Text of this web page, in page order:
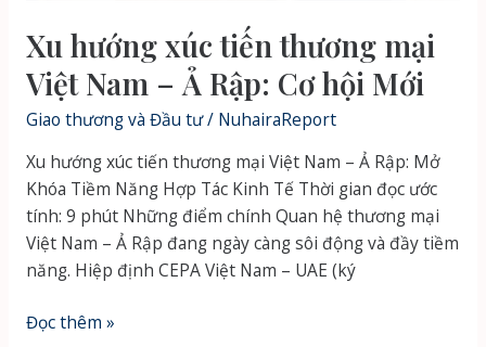
Xu hướng xúc tiến thương mại
Việt Nam – Ả Rập: Cơ hội Mới
Giao thương và Đầu tư/ NuhairaReport
Xu hướng xúc tiến thương mại Việt Nam – Ả Rập: Mở
Khóa Tiềm Năng Hợp Tác Kinh Tế Thời gian đọc ước
tính: 9 phút Những điểm chính Quan hệ thương mại
Việt Nam – Ả Rập đang ngày càng sôi động và đầy tiềm
năng. Hiệp định CEPA Việt Nam – UAE (ký
Xu
Đọc thêm »